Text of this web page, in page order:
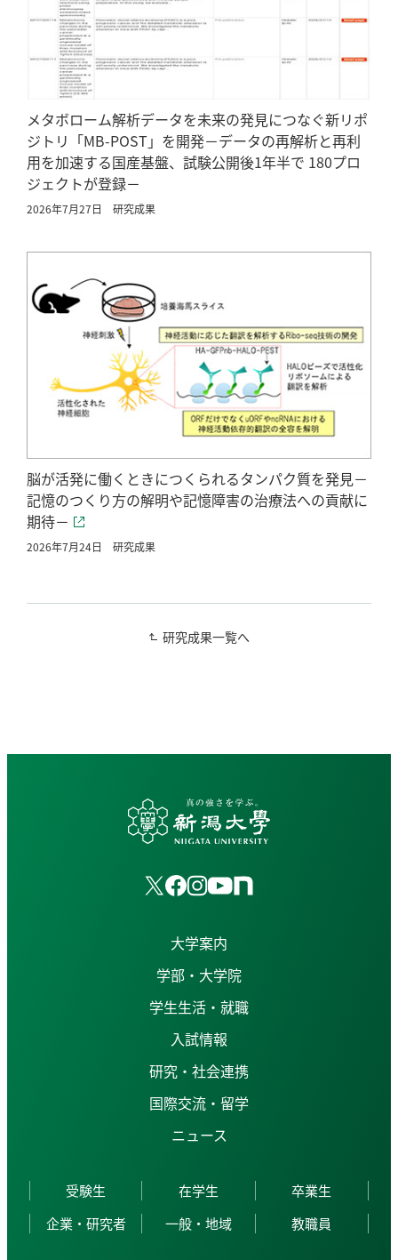
メタボローム解析データを未来の発見につなぐ新リポ
ジトリ「MB-POST」を開発－データの再解析と再利
用を加速する国産基盤、試験公開後1年半で 180プロ
ジェクトが登録－
2026年7月27日 研究成果
脳が活発に働くときにつくられるタンパク質を発見－
記憶のつくり方の解明や記憶障害の治療法への貢献に
期待－
2026年7月24日 研究成果
研究成果一覧へ
大学案内
学部・大学院
学生生活・就職
入試情報
研究・社会連携
国際交流・留学
ニュース
受験生 在学生
卒業生
企業・研究者
一般・地域 教職員